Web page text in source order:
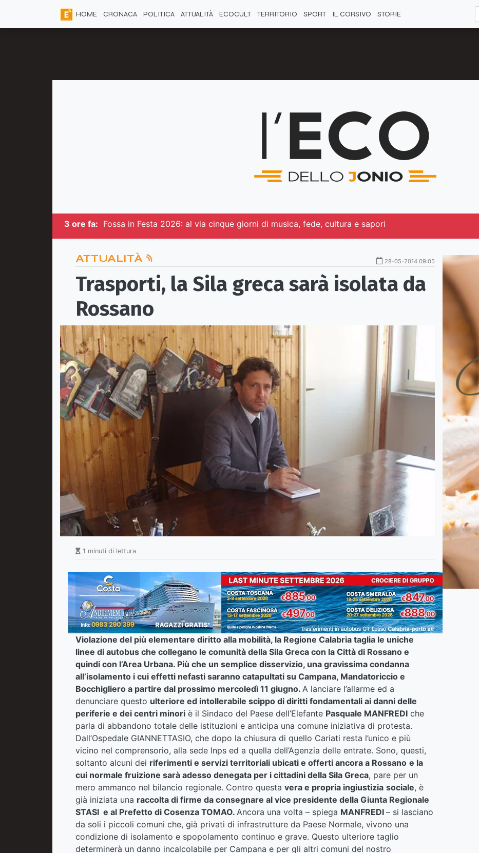
HOME CRONACA POLITICA ATTUALITÀ ECOCULT TERRITORIO SPORT IL CORSIVO STORIE
3 ore fa: Fossa in Festa 2026: al via cinque giorni di musica, fede, cultura e sapori
ATTUALITÀ 28-05-2014 09:05
Trasporti, la Sila greca sarà isolata da
Rossano
1 minuti di lettura
Violazione del più elementare diritto alla mobilità, la Regione Calabria taglia le uniche
linee di autobus che collegano le comunità della Sila Greca con la Città di Rossano e
quindi con l’Area Urbana. Più che un semplice disservizio, una gravissima condanna
all’isolamento i cui effetti nefasti saranno catapultati su Campana, Mandatoriccio e
Bocchigliero a partire dal prossimo mercoledì 11 giugno. A lanciare l’allarme ed a
denunciare questo ulteriore ed intollerabile scippo di diritti fondamentali ai danni delle
periferie e dei centri minori è il Sindaco del Paese dell’Elefante Pasquale MANFREDI che
parla di abbandono totale delle istituzioni e anticipa una comune iniziativa di protesta.
Dall’Ospedale GIANNETTASIO, che dopo la chiusura di quello Cariati resta l’unico e più
vicino nel comprensorio, alla sede Inps ed a quella dell’Agenzia delle entrate. Sono, questi,
soltanto alcuni dei riferimenti e servizi territoriali ubicati e offerti ancora a Rossano e la
cui normale fruizione sarà adesso denegata per i cittadini della Sila Greca, pare per un
mero ammanco nel bilancio regionale. Contro questa vera e propria ingiustizia sociale, è
già iniziata una raccolta di firme da consegnare al vice presidente della Giunta Regionale
STASI e al Prefetto di Cosenza TOMAO. Ancora una volta – spiega MANFREDI – si lasciano
da soli i piccoli comuni che, già privati di infrastrutture da Paese Normale, vivono una
condizione di isolamento e spopolamento continuo e grave. Questo ulteriore taglio
determinerà un danno incalcolabile per Campana e per gli altri comuni del nostro